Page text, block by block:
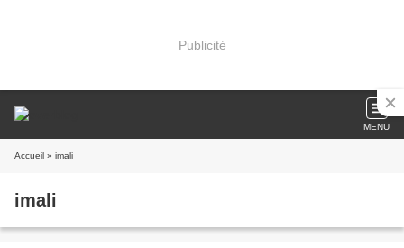
Publicité
MENU
Accueil » imali
imali